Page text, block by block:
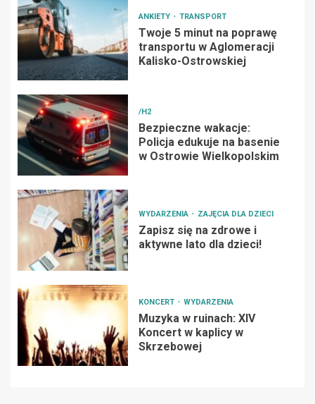
ANKIETY TRANSPORT
Twoje 5 minut na poprawę
transportu w Aglomeracji
Kalisko-Ostrowskiej
/H2
Bezpieczne wakacje:
Policja edukuje na basenie
w Ostrowie Wielkopolskim
WYDARZENIA ZAJĘCIA DLA DZIECI
Zapisz się na zdrowe i
aktywne lato dla dzieci!
KONCERT WYDARZENIA
Muzyka w ruinach: XIV
Koncert w kaplicy w
Skrzebowej